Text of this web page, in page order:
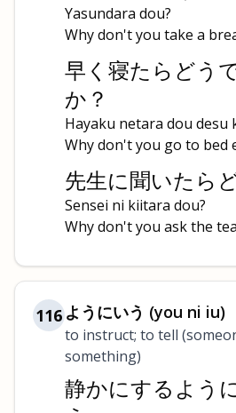
Yasundara dou?
Why don't you take a
早く寝たらどう
か？
Hayaku netara dou desu
Why don't you go to bed
先生に聞いたら
Sensei ni kiitara dou?
Why don't you ask the
116 ようにいう (you ni iu)
to instruct; to tell
something)
静かにするよう